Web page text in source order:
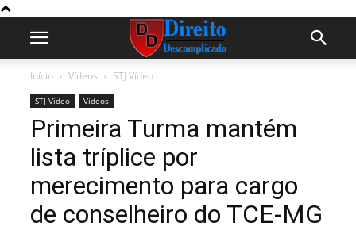
Início Vídeos STJ Vídeo
STJ Vídeo Vídeos
Primeira Turma mantém
lista tríplice por
merecimento para cargo
de conselheiro do TCE-MG